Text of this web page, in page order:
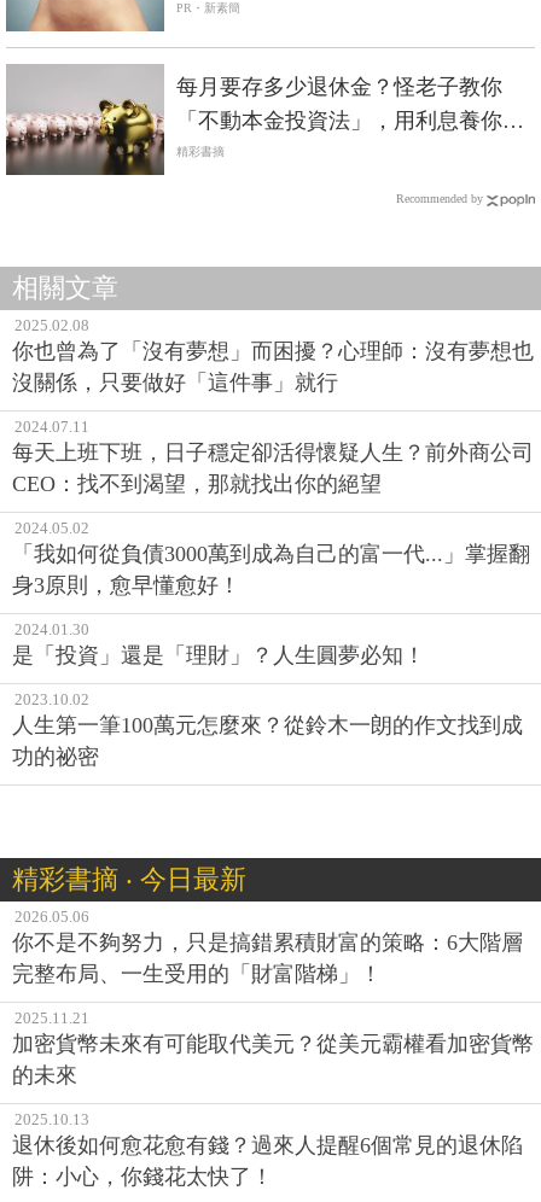
PR・新素簡
每月要存多少退休金？怪老子教你
「不動本金投資法」，用利息養你到
老！
精彩書摘
Recommended by
相關文章
2025.02.08
你也曾為了「沒有夢想」而困擾？心理師：沒有夢想也
沒關係，只要做好「這件事」就行
2024.07.11
每天上班下班，日子穩定卻活得懷疑人生？前外商公司
CEO：找不到渴望，那就找出你的絕望
2024.05.02
「我如何從負債3000萬到成為自己的富一代...」掌握翻
身3原則，愈早懂愈好！
2024.01.30
是「投資」還是「理財」？人生圓夢必知！
2023.10.02
人生第一筆100萬元怎麼來？從鈴木一朗的作文找到成
功的祕密
精彩書摘 ‧ 今日最新
2026.05.06
你不是不夠努力，只是搞錯累積財富的策略：6大階層
完整布局、一生受用的「財富階梯」！
2025.11.21
加密貨幣未來有可能取代美元？從美元霸權看加密貨幣
的未來
2025.10.13
退休後如何愈花愈有錢？過來人提醒6個常見的退休陷
阱：小心，你錢花太快了！